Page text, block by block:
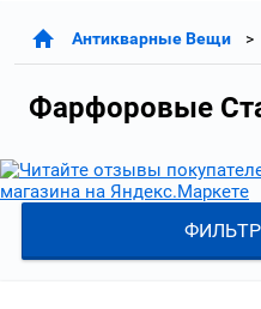
Антикварные Вещи
Фарфоровые